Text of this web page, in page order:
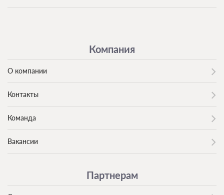
Компания
О компании
Контакты
Команда
Вакансии
Партнерам